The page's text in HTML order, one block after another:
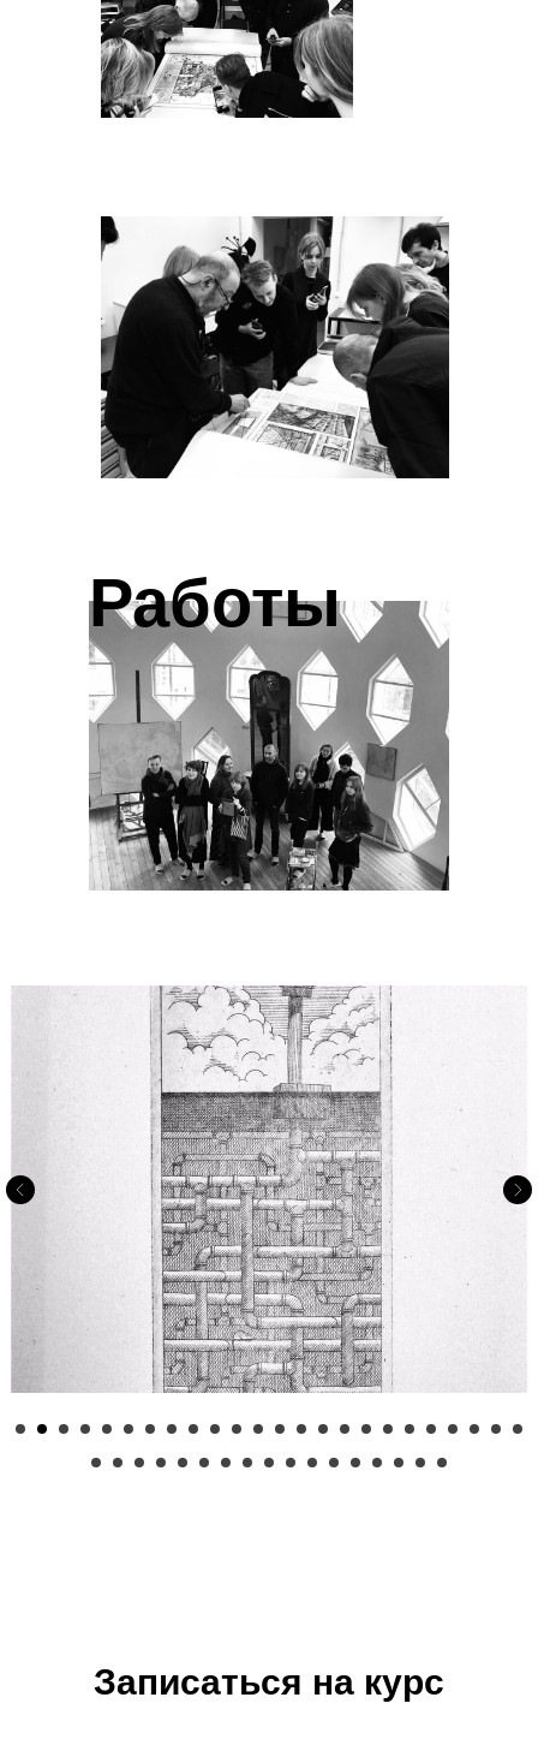
Работы
Записаться на курс